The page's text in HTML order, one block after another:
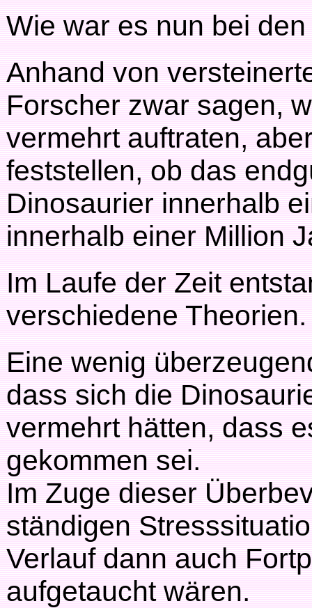
Wie war es nun bei
Anhand von
Forscher zwar sagen,
vermehrt auftraten,
feststellen, ob das
Dinosaurier innerhalb
innerhalb einer Million
Im Laufe der Zeit
verschiedene Theorien.
Eine wenig
dass sich die
vermehrt hätten, dass
gekommen sei.
Im Zuge dieser
ständigen
Verlauf dann auch
aufgetaucht wären.